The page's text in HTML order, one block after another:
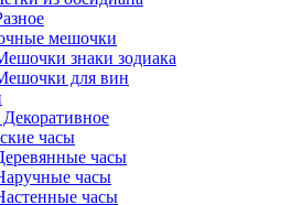
мешочки
знаки зодиака
для вин
часы
часы
часы
часы